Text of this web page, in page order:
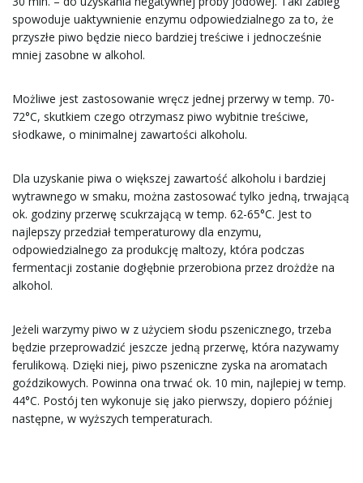
spowoduje uaktywnienie enzymu odpowiedzialnego za to, że
przyszłe piwo będzie nieco bardziej treściwe i jednocześnie
mniej zasobne w alkohol.
Możliwe jest zastosowanie wręcz jednej przerwy w temp. 70-
72°C, skutkiem czego otrzymasz piwo wybitnie treściwe,
słodkawe, o minimalnej zawartości alkoholu.
Dla uzyskanie piwa o większej zawartość alkoholu i bardziej
wytrawnego w smaku, można zastosować tylko jedną, trwającą
ok. godziny przerwę scukrzającą w temp. 62-65°C. Jest to
najlepszy przedział temperaturowy dla enzymu,
odpowiedzialnego za produkcję maltozy, która podczas
fermentacji zostanie dogłębnie przerobiona przez drożdże na
alkohol.
Jeżeli warzymy piwo w z użyciem słodu pszenicznego, trzeba
będzie przeprowadzić jeszcze jedną przerwę, która nazywamy
ferulikową. Dzięki niej, piwo pszeniczne zyska na aromatach
goździkowych. Powinna ona trwać ok. 10 min, najlepiej w temp.
44°C. Postój ten wykonuje się jako pierwszy, dopiero później
następne, w wyższych temperaturach.